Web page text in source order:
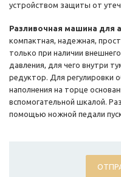
устройством защиты от
Разливочная машина для
компактная, надежная,
только при наличии
давления, для чего внутри
редуктор. Для регулировки
наполнения на торце
вспомогательной шкалой.
помощью ножной педали